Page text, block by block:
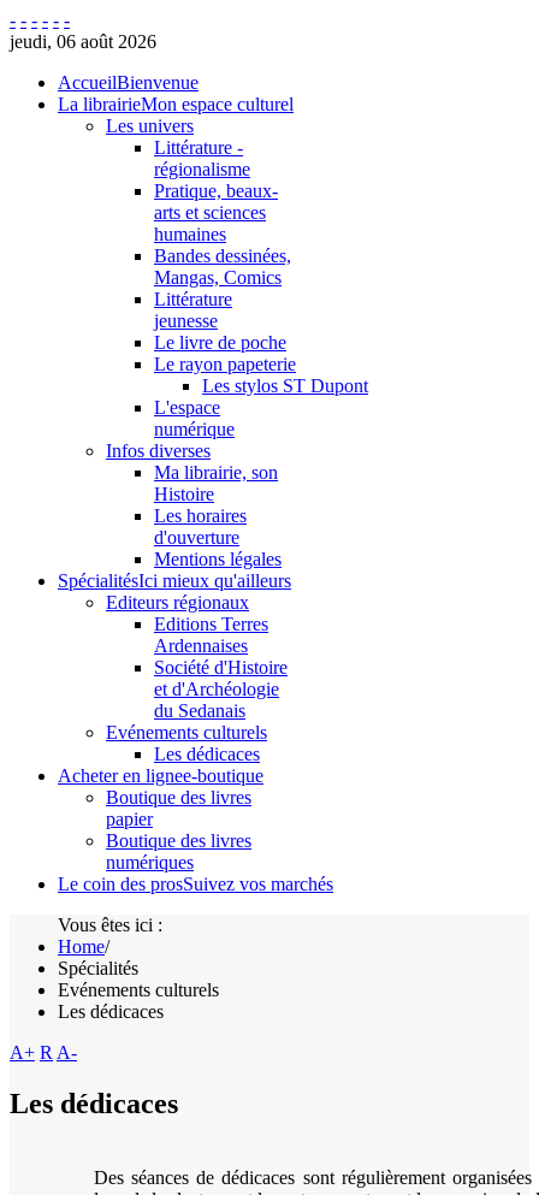
- - - - - -
jeudi, 06 août 2026
AccueilBienvenue
La librairieMon espace culturel
Les univers
Littérature -
régionalisme
Pratique, beaux-
arts et sciences
humaines
Bandes dessinées,
Mangas, Comics
Littérature
jeunesse
Le livre de poche
Le rayon papeterie
Les stylos ST Dupont
L'espace
numérique
Infos diverses
Ma librairie, son
Histoire
Les horaires
d'ouverture
Mentions légales
SpécialitésIci mieux qu'ailleurs
Editeurs régionaux
Editions Terres
Ardennaises
Société d'Histoire
et d'Archéologie
du Sedanais
Evénements culturels
Les dédicaces
Acheter en lignee-boutique
Boutique des livres
papier
Boutique des livres
numériques
Le coin des prosSuivez vos marchés
Vous êtes ici :
Home/
Spécialités
Evénements culturels
Les dédicaces
A+ R A-
Les dédicaces
Des séances de dédicaces sont régulièrement